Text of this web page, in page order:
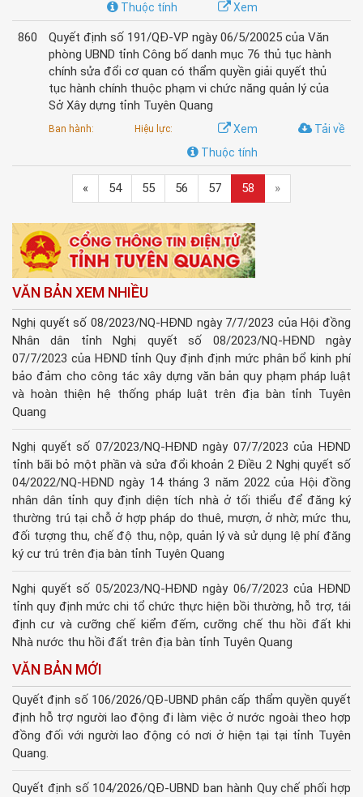
Xem
Thuộc tính
860
Quyết định số 191/QĐ-VP ngày 06/5/20025 của Văn
phòng UBND tỉnh Công bố danh mục 76 thủ tục hành
chính sửa đổi cơ quan có thẩm quyền giải quyết thủ
tục hành chính thuộc phạm vi chức năng quản lý của
Sở Xây dựng tỉnh Tuyên Quang
Ban hành: Hiệu lực: Tải về
Xem
Thuộc tính
« 54 55 56 57 58 »
VĂN BẢN XEM NHIỀU
Nghị quyết số 08/2023/NQ-HĐND ngày 7/7/2023 của Hội đồng
Nhân dân tỉnh Nghị quyết số 08/2023/NQ-HĐND ngày
07/7/2023 của HĐND tỉnh Quy định định mức phân bổ kinh phí
bảo đảm cho công tác xây dựng văn bản quy phạm pháp luật
và hoàn thiện hệ thống pháp luật trên địa bàn tỉnh Tuyên
Quang
Nghị quyết số 07/2023/NQ-HĐND ngày 07/7/2023 của HĐND
tỉnh bãi bỏ một phần và sửa đổi khoản 2 Điều 2 Nghị quyết số
04/2022/NQ-HĐND ngày 14 tháng 3 năm 2022 của Hội đồng
nhân dân tỉnh quy định diện tích nhà ở tối thiểu để đăng ký
thường trú tại chỗ ở hợp pháp do thuê, mượn, ở nhờ; mức thu,
đối tượng thu, chế độ thu, nộp, quản lý và sử dụng lệ phí đăng
ký cư trú trên địa bàn tỉnh Tuyên Quang
Nghị quyết số 05/2023/NQ-HĐND ngày 06/7/2023 của HĐND
tỉnh quy định mức chi tổ chức thực hiện bồi thường, hỗ trợ, tái
định cư và cưỡng chế kiểm đếm, cưỡng chế thu hồi đất khi
Nhà nước thu hồi đất trên địa bàn tỉnh Tuyên Quang
VĂN BẢN MỚI
Quyết định số 106/2026/QĐ-UBND phân cấp thẩm quyền quyết
định hỗ trợ người lao động đi làm việc ở nước ngoài theo hợp
đồng đối với người lao động có nơi ở hiện tại tại tỉnh Tuyên
Quang.
Quyết định số 104/2026/QĐ-UBND ban hành Quy chế phối hợp